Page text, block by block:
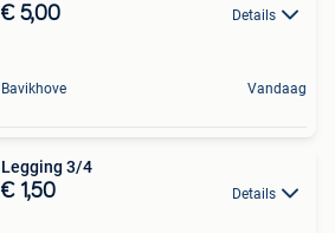
€ 5,00 Details
Bavikhove Vandaag
Legging 3/4
€ 1,50 Details